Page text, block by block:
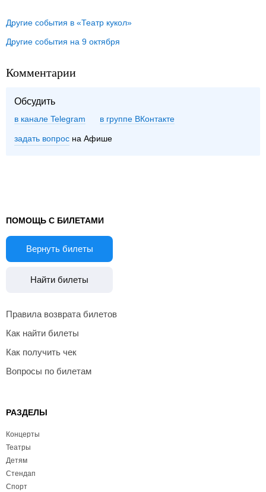
Другие события в «Театр кукол»
Другие события на 9 октября
Комментарии
Обсудить
в канале Telegram группе ВКонтакте
задать вопрос на Афише
ПОМОЩЬ С БИЛЕТАМИ
Вернуть билеты
Найти билеты
Правила возврата билетов
Как найти билеты
Как получить чек
Вопросы по билетам
РАЗДЕЛЫ
Концерты
Театры
Детям
Стендап
Спорт